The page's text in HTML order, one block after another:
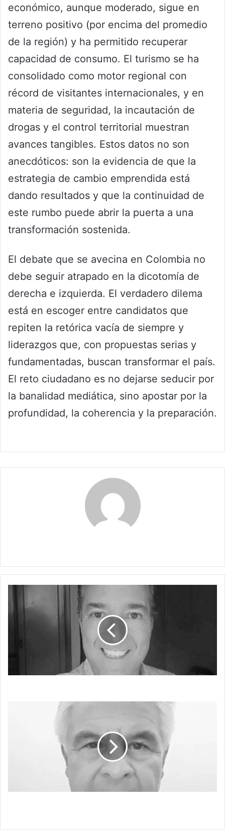
económico, aunque moderado, sigue en
terreno positivo (por encima del promedio
de la región) y ha permitido recuperar
capacidad de consumo. El turismo se ha
consolidado como motor regional con
récord de visitantes internacionales, y en
materia de seguridad, la incautación de
drogas y el control territorial muestran
avances tangibles. Estos datos no son
anecdóticos: son la evidencia de que la
estrategia de cambio emprendida está
dando resultados y que la continuidad de
este rumbo puede abrir la puerta a una
transformación sostenida.
El debate que se avecina en Colombia no
debe seguir atrapado en la dicotomía de
derecha e izquierda. El verdadero dilema
está en escoger entre candidatos que
repiten la retórica vacía de siempre y
liderazgos que, con propuestas serias y
fundamentadas, buscan transformar el país.
El reto ciudadano es no dejarse seducir por
la banalidad mediática, sino apostar por la
profundidad, la coherencia y la preparación.
LÍNEA
IDEAS